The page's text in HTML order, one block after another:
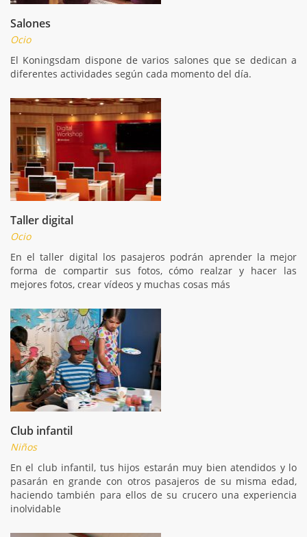
Salones
Ocio
El Koningsdam dispone de varios salones que se dedican a
diferentes actividades según cada momento del día.
Taller digital
Ocio
En el taller digital los pasajeros podrán aprender la mejor
forma de compartir sus fotos, cómo realzar y hacer las
mejores fotos, crear vídeos y muchas cosas más
Club infantil
Niños
En el club infantil, tus hijos estarán muy bien atendidos y lo
pasarán en grande con otros pasajeros de su misma edad,
haciendo también para ellos de su crucero una experiencia
inolvidable